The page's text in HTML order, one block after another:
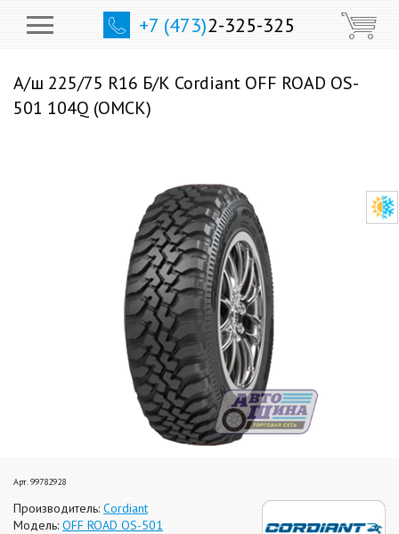
+7 (473)2-325-325
А/ш 225/75 R16 Б/К Cordiant OFF ROAD OS-
501 104Q (ОМСК)
Арт. 99782928
Производитель: Cordiant
Модель: OFF ROAD OS-501